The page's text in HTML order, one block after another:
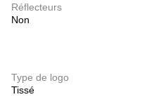
Réflecteurs
Non
Type de logo
Tissé